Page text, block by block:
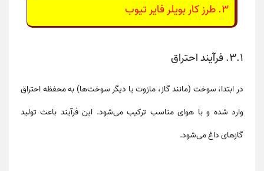
۳. طرز کار بویلر فایر تیوب
۳.۱. فرآیند احتراق
در ابتدا، سوخت (مانند گاز، مازوت یا دیگر سوخت‌ها) به محفظه احتراق
وارد شده و با هوای مناسب ترکیب می‌شود. این فرآیند باعث تولید
گازهای داغ می‌شود.